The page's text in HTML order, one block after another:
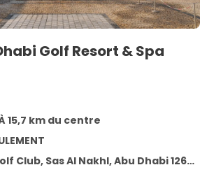
Golf Resort & Spa
15,7 km du centre
Club, Sas Al Nakhl, Abu Dhabi 126797